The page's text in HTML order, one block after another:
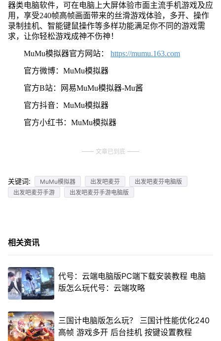
器类电脑软件，可在电脑上大屏体验市面主流手机游戏及应
用，享受240帧高帧画面带来的丝滑游戏体验，多开、操作
录制挂机、智能键鼠操作等多样功能满足你不同的游戏需
求，让你轻松游戏成神不伤神！
MuMu模拟器官方网站： https://mumu.163.com
官方微博：MuMu模拟器
官方B站：网易MuMu模拟器-Mu酱
官方抖音：MuMu模拟器
官方小红书：MuMu模拟器
文章已到底
关键词: MuMu模拟器 出发吧麦芬
出发吧麦芬电脑版
出发吧麦芬手游
出发吧麦芬手游电脑版
相关资讯
代号：云端电脑版PC端下载安装教程 电脑
版怎么玩代号：云端攻略
三国计电脑版怎么玩？ 三国计性能优化240
高帧 游戏多开 后台挂机 按键设置教程